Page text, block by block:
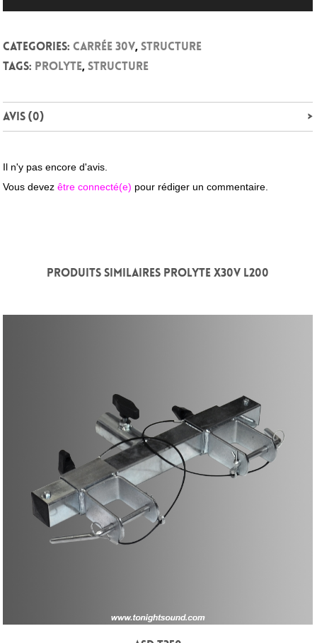
Categories: Carrée 30V, Structure
Tags: Prolyte, Structure
Avis (0)
Il n'y pas encore d'avis.
Vous devez être connecté(e) pour rédiger un commentaire.
PRODUITS SIMILAIRES PROLYTE X30V L200